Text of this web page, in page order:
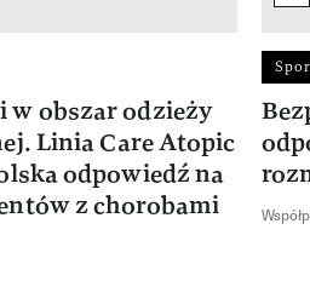
w obszar odzieży
Linia Care Atopic
odpowiedź na
z chorobami